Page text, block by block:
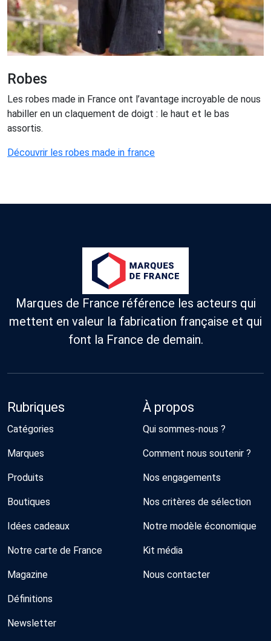
Robes
Les robes made in France ont l’avantage incroyable de nous
habiller en un claquement de doigt : le haut et le bas
assortis.
Découvrir les robes made in france
Marques de France référence les acteurs qui
mettent en valeur la fabrication française et qui
font la France de demain.
Rubriques
Catégories
Marques
Produits
Boutiques
Idées cadeaux
Notre carte de France
Magazine
Définitions
Newsletter
À propos
Qui sommes-nous ?
Comment nous soutenir ?
Nos engagements
Nos critères de sélection
Notre modèle économique
Kit média
Nous contacter